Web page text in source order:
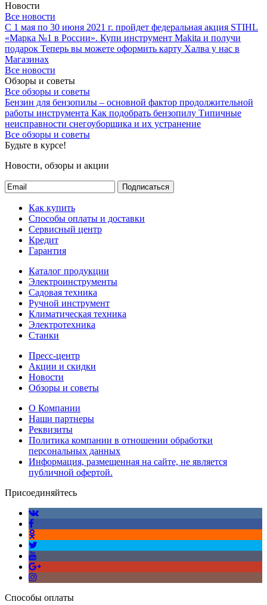
Новости
Все новости
С 1 мая по 30 июня 2021 г. пройдет федеральная акция STIHL
«Марка №1 в России». Купи инструмент Makita и получи
подарок Теперь вы можете оформить карту Халва у нас в
Магазинах
Все новости
Обзоры и советы
Все обзоры и советы
Бензин для бензопилы – основной фактор продолжительной
работы инструмента Как подобрать бензопилу Типичные
неисправности снегоуборщика и их устранение
Все обзоры и советы
Будьте в курсе!
Новости, обзоры и акции
Подписаться
Как купить
Способы оплаты и доставки
Сервисный центр
Кредит
Гарантия
Каталог продукции
Электроинструменты
Садовая техника
Ручной инструмент
Климатическая техника
Электротехника
Станки
Пресс-центр
Акции и скидки
Новости
Обзоры и советы
О Компании
Наши партнеры
Реквизиты
Политика компании в отношении обработки
персональных данных
Информация, размещенная на сайте, не является
публичной офертой.
Присоединяйтесь
Способы оплаты